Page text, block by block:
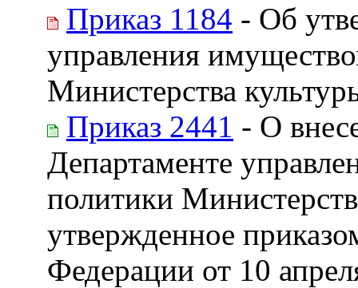
Приказ 1184 - Об
управления
Министерства
Приказ 2441 - О
Департаменте
политики
утвержденное
Федерации от 10